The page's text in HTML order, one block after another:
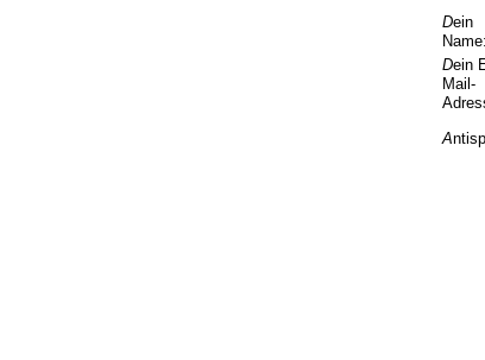
Dein
Name:
Dein
Mail-
A